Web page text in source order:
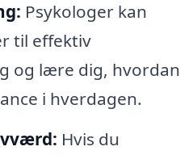
Psykologer kan
til effektiv
og lære dig, hvordan
i hverdagen.
Hvis du